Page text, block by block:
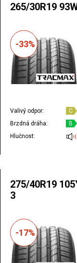
265/30R19
-33%
Valivý odpor:
C
Brzdná dráha:
B
Hlučnost:
275/40R19
3
-17%